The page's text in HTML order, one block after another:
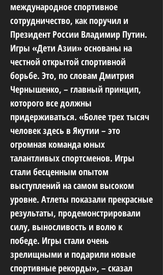
международное спортивное
сотрудничество, как поручил и
Президент России Владимир Путин.
Игры «Дети Азии» основаны на
честной открытой спортивной
борьбе. Это, по словам Дмитрия
Чернышенко, – главный принцип,
которого все должны
придерживаться. «Более трех тысяч
человек здесь в Якутии – это
огромная команда юных
талантливых спортсменов. Игры
стали бесценным опытом
выступлений на самом высоком
уровне. Атлеты показали прекрасные
результаты, продемонстрировали
силу, выносливость и волю к
победе. Игры стали очень
зрелищными и подарили новые
спортивные рекорды», – сказал